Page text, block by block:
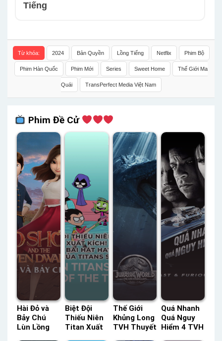
Tiếng
Từ khóa: 2024 Bản Quyền Lồng Tiếng Netflix Phim Bộ
Phim Hàn Quốc Phim Mới Series Sweet Home Thế Giới Ma
Quái TransPerfect Media Việt Nam
Phim Đề Cử
Hài Đỏ và
Bảy Chú
Lùn Lồng
Biệt Đội
Thiếu Niên
Titan Xuất
Thế Giới
Khủng Long
TVH Thuyết
Quá Nhanh
Quá Nguy
Hiểm 4 TVH